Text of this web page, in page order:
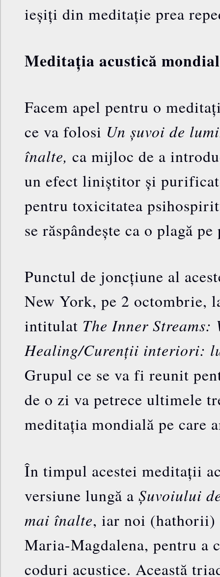
ieșiți din meditație prea
Meditația acustică
Facem apel pentru o
ce va folosi Un șuvoi de
înalte, ca mijloc de a
un efect liniștitor și
pentru toxicitatea
se răspândește ca o plagă
Punctul de joncțiune al
New York, pe 2 octombrie,
intitulat The Inner Streams:
Healing/Curenții interiori:
Grupul ce se va fi reunit
de o zi va petrece ultimele
meditația mondială pe care
În timpul acestei meditații
versiune lungă a Șuvoiului
mai înalte, iar noi (hathorii)
Maria-Magdalena, pentru a
coduri acustice. Această